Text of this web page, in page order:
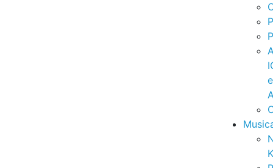
e